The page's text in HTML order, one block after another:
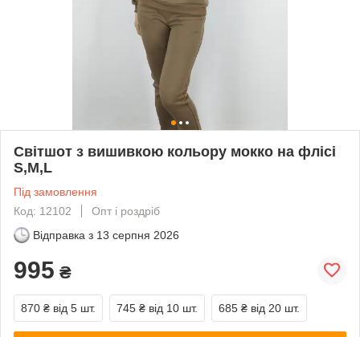
Світшот з вишивкою кольору мокко на флісі
S,M,L
Під замовлення
Код: 12102
Опт і роздріб
Відправка з 13 серпня 2026
995 ₴
870 ₴ від 5 шт. 745 ₴ від 10 шт. 685 ₴ від 20 шт.